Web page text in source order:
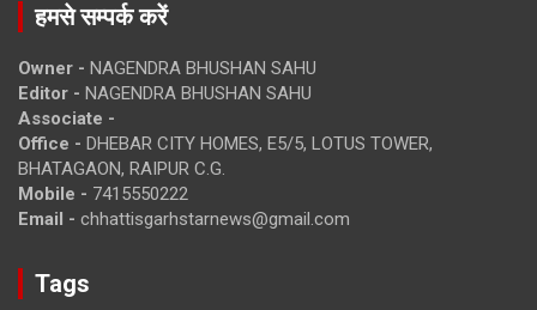
हमसे सम्पर्क करें
Owner - NAGENDRA BHUSHAN SAHU
Editor - NAGENDRA BHUSHAN SAHU
Associate -
Office - DHEBAR CITY HOMES, E5/5, LOTUS TOWER,
BHATAGAON, RAIPUR C.G.
Mobile - 7415550222
Email - chhattisgarhstarnews@gmail.com
Tags